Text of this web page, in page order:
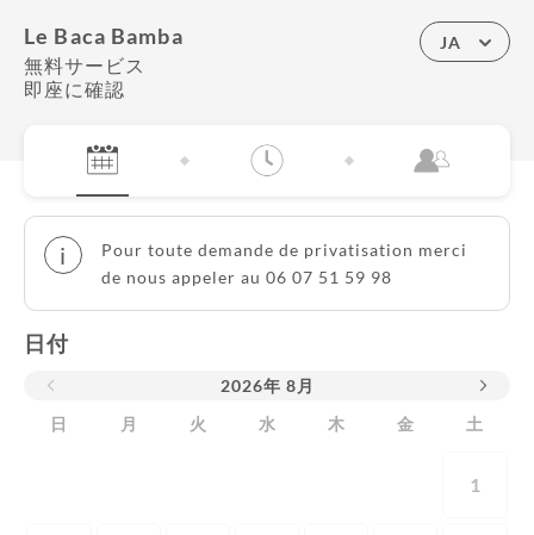
Le Baca Bamba
無料サービス
即座に確認
JA
i
Pour toute demande de privatisation merci
de nous appeler au 06 07 51 59 98
日付
2026年 8月
日
月 火 水 木 金 土
1